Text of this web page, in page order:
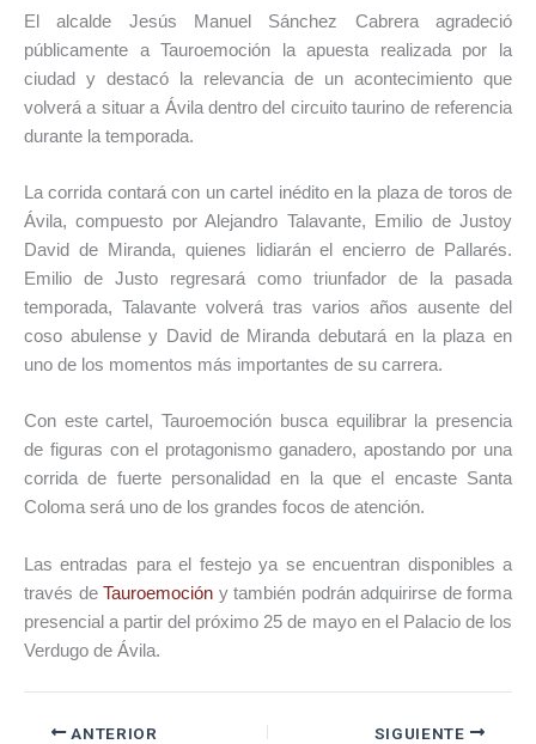
El alcalde Jesús Manuel Sánchez Cabreraagradeció
públicamente a Tauroemoción la apuesta realizada por la
ciudad y destacó la relevancia de un acontecimiento que
volverá a situar a Ávila dentro del circuito taurino de referencia
durante la temporada.
La corrida contará con un cartel inédito en la plaza de toros de
Ávila, compuesto porAlejandro Talavante, Emilio de Justoy
David de Miranda, quienes lidiarán el encierro de Pallarés.
Emilio de Justo regresará como triunfador de la pasada
temporada, Talavante volverá tras varios años ausente del
coso abulense y David de Miranda debutará en la plaza en
uno de los momentos más importantes de su carrera.
Con este cartel, Tauroemoción busca equilibrar la presencia
de figuras con el protagonismo ganadero, apostando por una
corrida de fuerte personalidad en la que el encaste Santa
Coloma será uno de los grandes focos de atención.
Las entradas para el festejo ya se encuentran disponibles a
través de Tauroemoción y también podrán adquirirse de forma
presencial a partir del próximo 25 de mayo en el Palacio de los
Verdugo de Ávila.
ANTERIOR SIGUIENTE